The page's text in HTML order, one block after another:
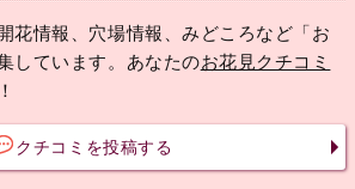
花情報、穴場情報、みどころなど「お
しています。あなたのお花見クチコミ
クチコミを投稿する